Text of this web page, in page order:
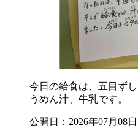
今日の給食は、五目ず
うめん汁、牛乳です。
公開日：2026年07月08日